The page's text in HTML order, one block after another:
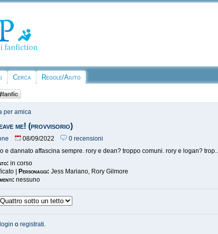
Cerca Regole/Aiuto
per amica
me! (provvisorio)
08/09/2022
0 recensioni
e dannato affascina sempre. rory e dean? troppo comuni. rory e logan?
in corso
| Personaggi: Jess Mariano, Rory Gilmore
nessuno
oregistrati.